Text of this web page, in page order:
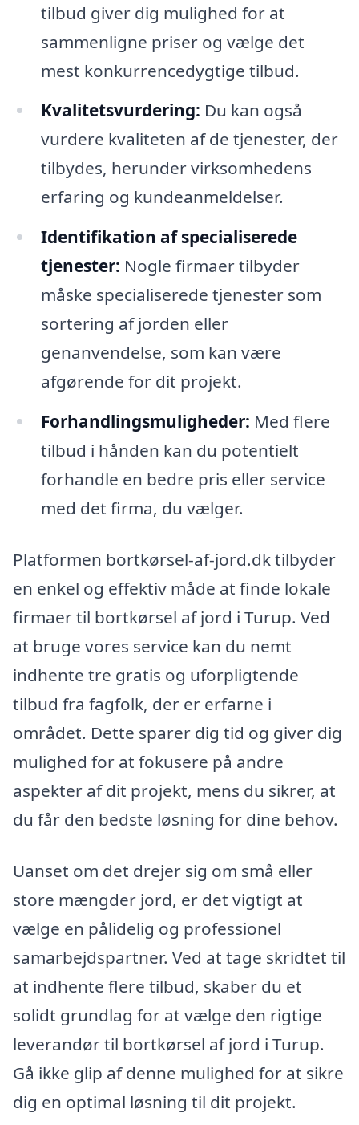
tilbud giver dig mulighed for at
sammenligne priser og vælge det
mest konkurrencedygtige tilbud.
Kvalitetsvurdering: Du kan også
vurdere kvaliteten af de tjenester, der
tilbydes, herunder virksomhedens
erfaring og kundeanmeldelser.
Identifikation af specialiserede
tjenester: Nogle firmaer tilbyder
måske specialiserede tjenester som
sortering af jorden eller
genanvendelse, som kan være
afgørende for dit projekt.
Forhandlingsmuligheder: Med flere
tilbud i hånden kan du potentielt
forhandle en bedre pris eller service
med det firma, du vælger.
Platformen bortkørsel-af-jord.dk tilbyder
en enkel og effektiv måde at finde lokale
firmaer til bortkørsel af jord i Turup. Ved
at bruge vores service kan du nemt
indhente tre gratis og uforpligtende
tilbud fra fagfolk, der er erfarne i
området. Dette sparer dig tid og giver dig
mulighed for at fokusere på andre
aspekter af dit projekt, mens du sikrer, at
du får den bedste løsning for dine behov.
Uanset om det drejer sig om små eller
store mængder jord, er det vigtigt at
vælge en pålidelig og professionel
samarbejdspartner. Ved at tage skridtet til
at indhente flere tilbud, skaber du et
solidt grundlag for at vælge den rigtige
leverandør til bortkørsel af jord i Turup.
Gå ikke glip af denne mulighed for at sikre
dig en optimal løsning til dit projekt.